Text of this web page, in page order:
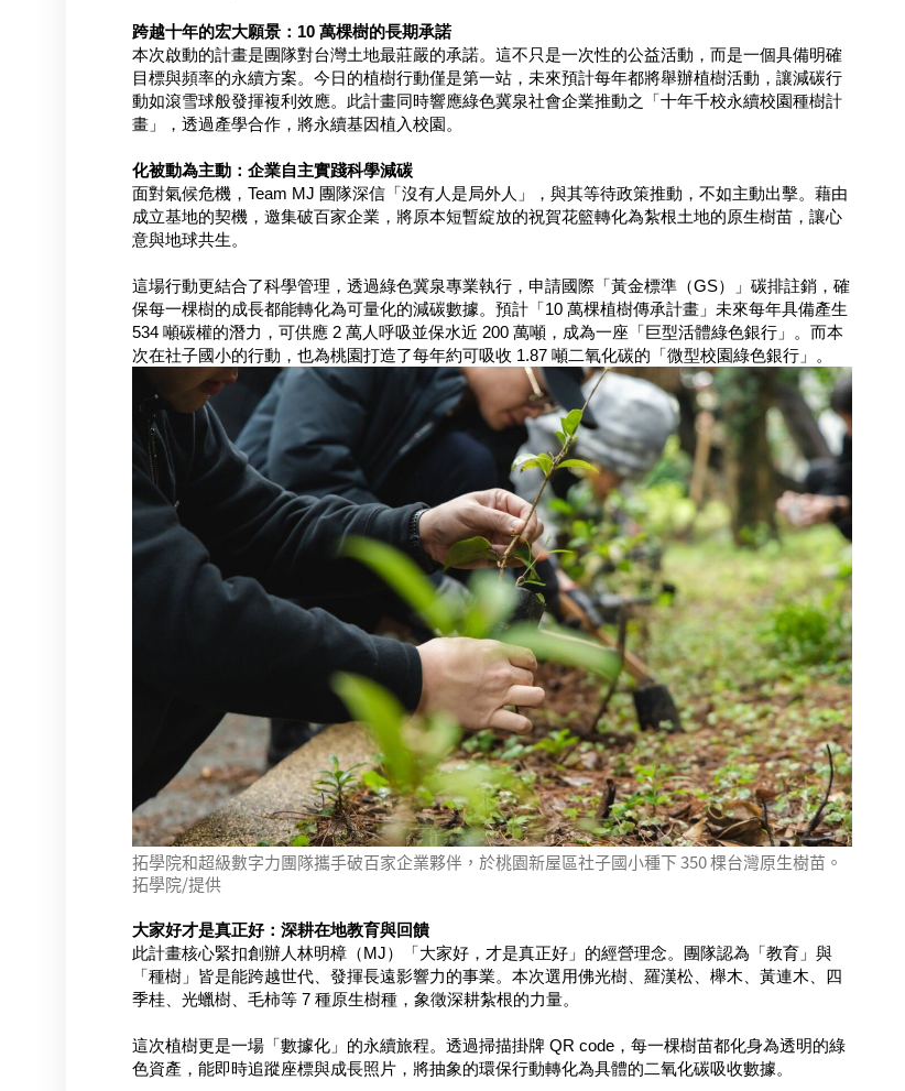
跨越十年的宏大願景：10 萬棵樹的長期承諾
本次啟動的計畫是團隊對台灣土地最莊嚴的承諾。這不只是一次性的公益活動，而是一個具備明確
目標與頻率的永續方案。今日的植樹行動僅是第一站，未來預計每年都將舉辦植樹活動，讓減碳行
動如滾雪球般發揮複利效應。此計畫同時響應綠色冀泉社會企業推動之「十年千校永續校園種樹計
畫」，透過產學合作，將永續基因植入校園。
化被動為主動：企業自主實踐科學減碳
面對氣候危機，Team MJ 團隊深信「沒有人是局外人」，與其等待政策推動，不如主動出擊。藉由
成立基地的契機，邀集破百家企業，將原本短暫綻放的祝賀花籃轉化為紮根土地的原生樹苗，讓心
意與地球共生。
這場行動更結合了科學管理，透過綠色冀泉專業執行，申請國際「黃金標準（GS）」碳排註銷，確
保每一棵樹的成長都能轉化為可量化的減碳數據。預計「10 萬棵植樹傳承計畫」未來每年具備產生
534 噸碳權的潛力，可供應 2 萬人呼吸並保水近 200 萬噸，成為一座「巨型活體綠色銀行」。而本
次在社子國小的行動，也為桃園打造了每年約可吸收 1.87 噸二氧化碳的「微型校園綠色銀行」。
拓學院和超級數字力團隊攜手破百家企業夥伴，於桃園新屋區社子國小種下 350 棵台灣原生樹苗。
拓學院/提供
大家好才是真正好：深耕在地教育與回饋
此計畫核心緊扣創辦人林明樟（MJ）「大家好，才是真正好」的經營理念。團隊認為「教育」與
「種樹」皆是能跨越世代、發揮長遠影響力的事業。本次選用佛光樹、羅漢松、櫸木、黃連木、四
季桂、光蠟樹、毛柿等 7 種原生樹種，象徵深耕紮根的力量。
這次植樹更是一場「數據化」的永續旅程。透過掃描掛牌 QR code，每一棵樹苗都化身為透明的綠
色資產，能即時追蹤座標與成長照片，將抽象的環保行動轉化為具體的二氧化碳吸收數據。